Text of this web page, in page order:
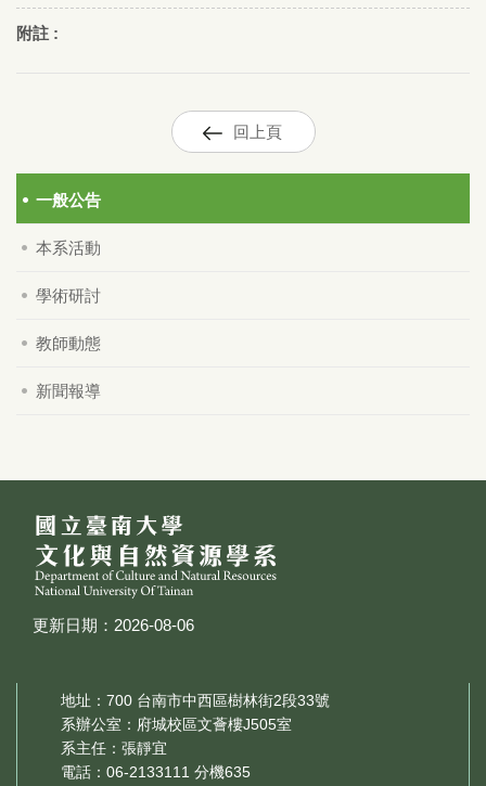
附註 :
回上頁
一般公告
本系活動
學術研討
教師動態
新聞報導
更新日期：2026-08-06
地址：700 台南市中西區樹林街2段33號
系辦公室：府城校區文薈樓J505室
系主任：張靜宜
電話：06-2133111 分機635